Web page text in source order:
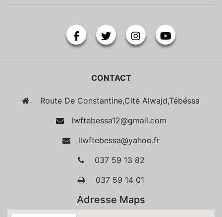
CONTACT
Route De Constantine,Cité Alwajd,Tébéssa
lwftebessa12@gmail.com
llwftebessa@yahoo.fr
037 59 13 82
037 59 14 01
Adresse Maps